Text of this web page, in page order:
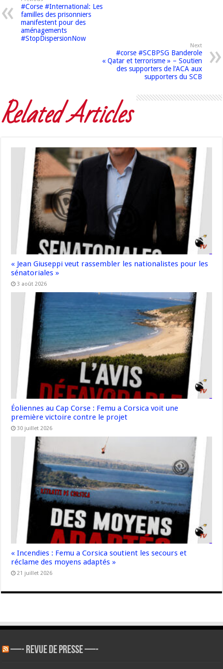
#Corse #International: Les
familles des prisonniers
manifestent pour des
aménagements
#StopDispersionNow
Next
#corse #SCBPSG Banderole
« Qatar et terrorisme » – Soutien
des supporters de l’ACA aux
supporters du SCB
Related Articles
« Jean Giuseppi veut rassembler les nationalistes pour les
sénatoriales »
3 août 2026
Éoliennes au Cap Corse : Femu a Corsica voit une
première victoire contre le projet
30 juillet 2026
« Incendies : Femu a Corsica soutient les secours et
réclame des moyens adaptés »
21 juillet 2026
—- REVUE DE PRESSE —-